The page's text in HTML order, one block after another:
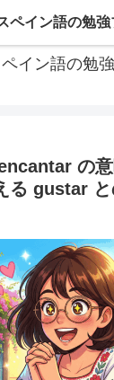
マラで学習したスペイ
イン語の勉
の
る gustar
ペイン語の勉